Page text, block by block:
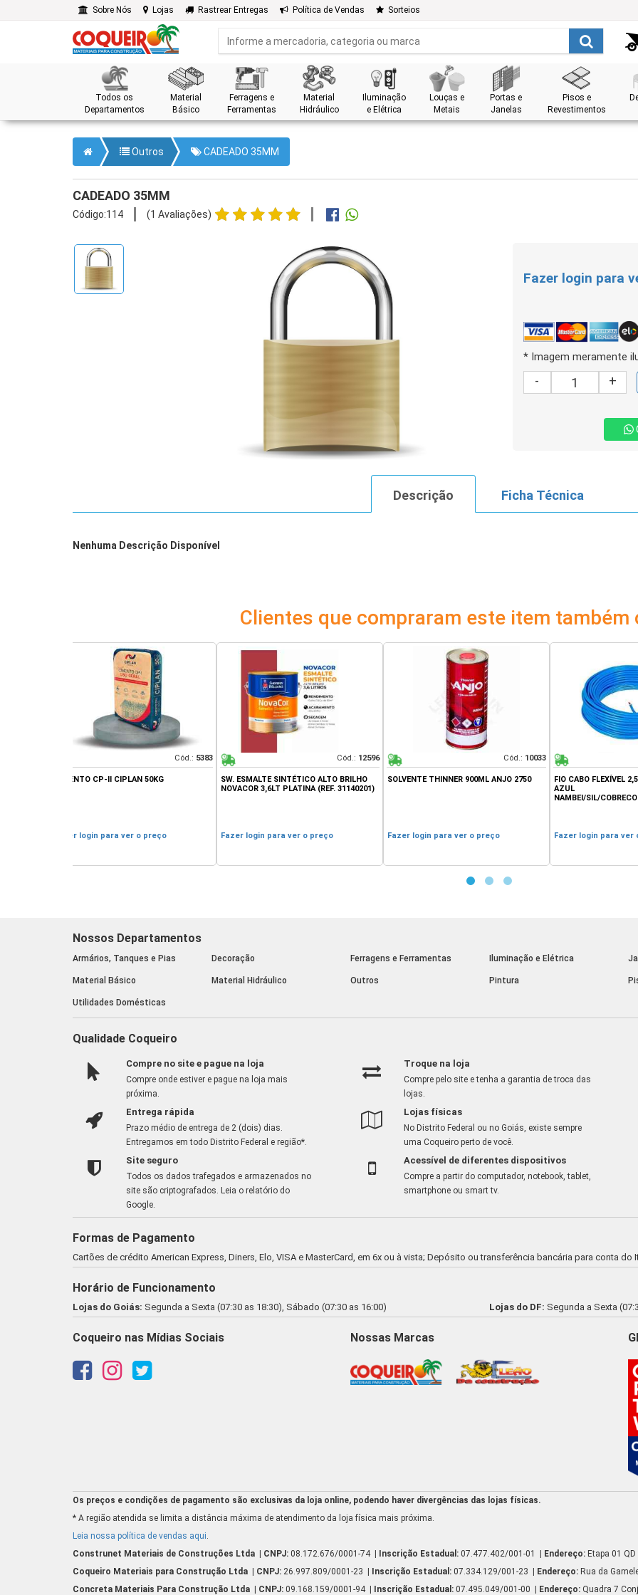
Sobre Nós Lojas Rastrear Entregas Política de Vendas Sorteios
Todos os
Departamentos
Material
Básico
Ferragens e
Ferramentas
Material
Hidráulico
Iluminação
e Elétrica
Louças e
Metais
Portas e
Janelas
Pisos e
Revestimentos
Outros CADEADO 35MM
CADEADO 35MM
Código:114 (1 Avaliações)
Fazer login para
* Imagem meramente
- +
Descrição Ficha Técnica
Nenhuma Descrição Disponível
Clientes que compraram este item também
Cód.: 12596
SW. ESMALTE SINTÉTICO ALTO BRILHO
NOVACOR 3,6LT PLATINA (REF. 31140201)
Fazer login para ver o preço
Cód.: 10033
SOLVENTE THINNER 900ML ANJO 2750
Fazer login para ver o preço
Cód.: 12298
FIO CABO FLEXÍVEL 2,5MM ROLO 100MTS
Fazer login para ver o preço
GO CAIXA P/
Fazer login
Nossos Departamentos
Armários, Tanques e Pias Decoração Ferragens e Ferramentas Iluminação e Elétrica
Material Básico Material Hidráulico Outros Pintura
Utilidades Domésticas
Qualidade Coqueiro
Compre no site e pague na loja
Compre onde estiver e pague na loja mais
próxima.
Troque na loja
Compre pelo site e tenha a garantia de troca das
lojas.
Entrega rápida
Prazo médio de entrega de 2 (dois) dias.
Entregamos em todo Distrito Federal e região*.
Lojas físicas
No Distrito Federal ou no Goiás, existe sempre
uma Coqueiro perto de você.
Site seguro
Todos os dados trafegados e armazenados no
site são criptografados. Leia o relatório do
Google
Acessível de diferentes dispositivos
Compre a partir do computador, notebook, tablet,
smartphone ou smart tv.
Formas de Pagamento
Cartões de crédito American Express, Diners, Elo, VISA e MasterCard, em 6x ou à vista; Depósito ou transferência bancária para conta
Horário de Funcionamento
Lojas do Goiás: Segunda a Sexta (07:30 as 18:30), Sábado (07:30 as 16:00) Lojas do DF: Segunda a Sexta
Coqueiro nas Mídias Sociais Nossas Marcas
Os preços e condições de pagamento são exclusivas da loja online, podendo haver divergências das lojas físicas.
* A região atendida se limita a distância máxima de atendimento da loja física mais próxima.
Leia nossa política de vendas aqui.
Construnet Materiais de Construções Ltda
| CNPJ: 08.172.676/0001-74 | Inscrição Estadual: 07.477.402/001-01 | Endereço: Etapa 01
Coqueiro Materiais para Construção Ltda
| CNPJ: 26.997.809/0001-23 | Inscrição Estadual: 07.334.129/001-23 | Endereço: Rua da
Concreta Materiais Para Construção Ltda
| CNPJ: 09.168.159/0001-94 | Inscrição Estadual: 07.495.049/001-00 | Endereço: Quadra 7